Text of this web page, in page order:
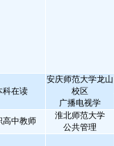
科在读
安庆师范大学龙山
校区
广播电视学
高中教师
淮北师范大学
公共管理